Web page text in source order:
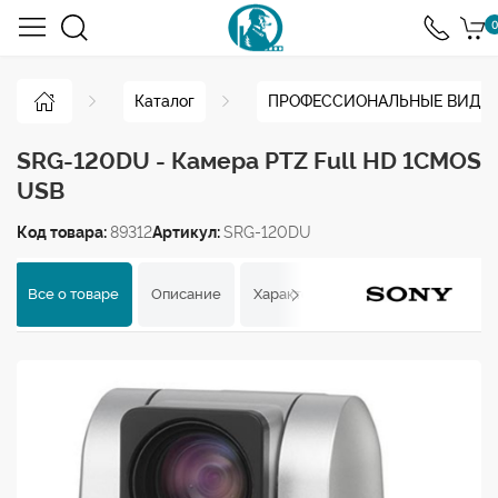
0
Каталог ПРОФЕССИОНАЛЬНЫЕ
SRG-120DU - Камера PTZ Full HD 1CMOS
USB
Код товара:89312Артикул:SRG-120DU
Все о товаре Описание Характеристики Отзывы